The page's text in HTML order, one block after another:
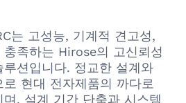
는 고성능, 기계적 견고성,
족하는 Hirose의 고신뢰성
션입니다. 정교한 설계와
현대 전자제품의 까다로
, 설계 기간 단축과 시스템